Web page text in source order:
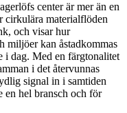
center är mer än en
cirkulära materialflöden
och visar hur
miljöer kan åstadkommas
i dag. Med en färgtonalitet
i det återvunnas
signal in i samtiden
en hel bransch och för